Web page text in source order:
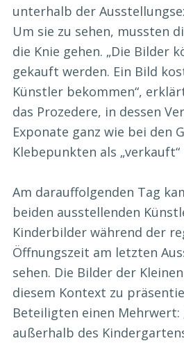
unterhalb der
Um sie zu sehen, mussten
die Knie gehen. „Die Bilder
gekauft werden. Ein Bild
Künstler bekommen“,
das Prozedere, in dessen
Exponate ganz wie bei den
Klebepunkten als
Am darauffolgenden Tag
beiden ausstellenden
Kinderbilder während der
Öffnungszeit am letzten
sehen. Die Bilder der
diesem Kontext zu
Beteiligten einen Mehrwert:
außerhalb des